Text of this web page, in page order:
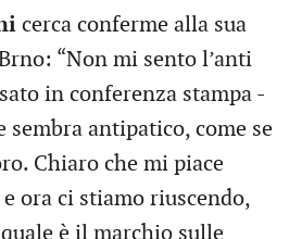
cerca conferme alla sua
“Non mi sento l’anti
in conferenza stampa -
antipatico, come se
Chiaro che mi piace
ora ci stiamo riuscendo,
è il marchio sulle